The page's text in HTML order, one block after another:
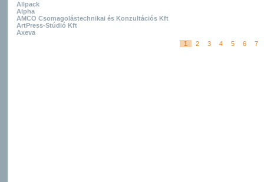
Allpack
Alpha
AMCO Csomagolástechnikai és Konzultációs Kft
ArtPress-Stúdió Kft
Axeva
1
2 3 4 5 6 7